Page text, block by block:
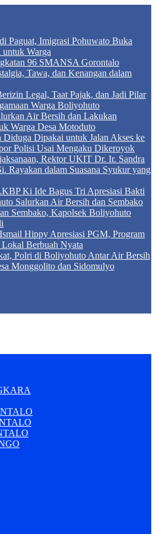
Paguat, Imigrasi Pohuwato Buka
untuk Warga
96 SMANSA Gorontalo
Tawa, dan Kenangan dalam
Legal, Taat Pajak, dan Jadi Pilar
Warga Boliyohuto
Air Bersih dan Lakukan
Warga Desa Motoduto
Diduga Dipakai untuk Jalan Akses ke
Polisi Usai Mengaku Dikeroyok
Rektor UKIT Dr. Ir. Sandra
Rayakan dalam Suasana Syukur yang
Ki Ide Bagus Tri Apresiasi Bakti
Salurkan Air Bersih dan Sembako
Sembako, Kapolsek Boliyohuto
Hippy Apresiasi PGM, Program
Berbuah Nyata
Polri di Boliyohuto Antar Air Bersih
Monggolito dan Sidomulyo